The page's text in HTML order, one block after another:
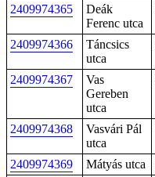
2409974365
Deák
Ferenc utca
2409974366
Táncsics
utca
2409974367
Vas
Gereben
utca
2409974368
Vasvári Pál
utca
2409974369 Mátyás utca